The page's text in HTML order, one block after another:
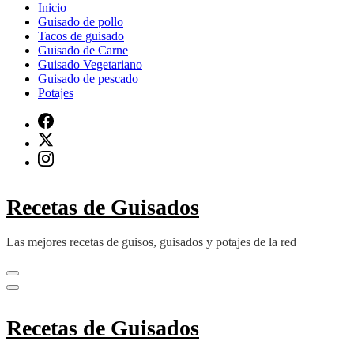
Inicio
Guisado de pollo
Tacos de guisado
Guisado de Carne
Guisado Vegetariano
Guisado de pescado
Potajes
Recetas de Guisados
Las mejores recetas de guisos, guisados y potajes de la red
Recetas de Guisados